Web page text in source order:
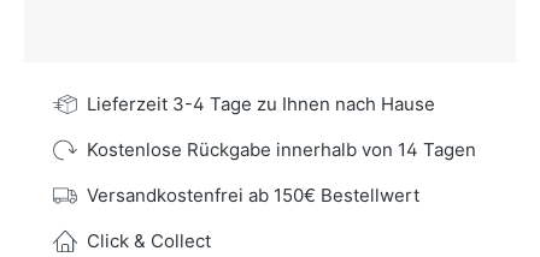
Lieferzeit 3-4 Tage zu Ihnen nach Hause
Kostenlose Rückgabe innerhalb von 14 Tagen
Versandkostenfrei ab 150€ Bestellwert
Click & Collect